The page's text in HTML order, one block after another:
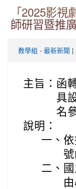
「2025影視
師研習暨推
教學組 - 最新新聞 |
主旨： 函
具
名
說明：
一、
號
二、